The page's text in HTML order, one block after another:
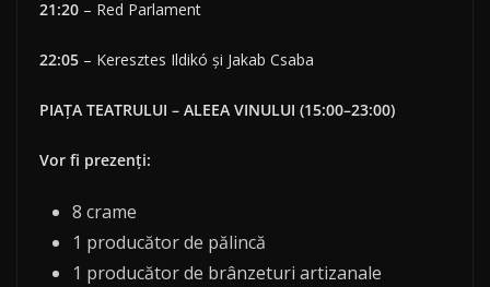
21:20 – Red Parlament
22:05 – Keresztes Ildikó și Jakab Csaba
PIAȚA TEATRULUI – ALEEA VINULUI (15:00–23:00)
Vor fi prezenți:
8 crame
1 producător de pălincă
1 producător de brânzeturi artizanale